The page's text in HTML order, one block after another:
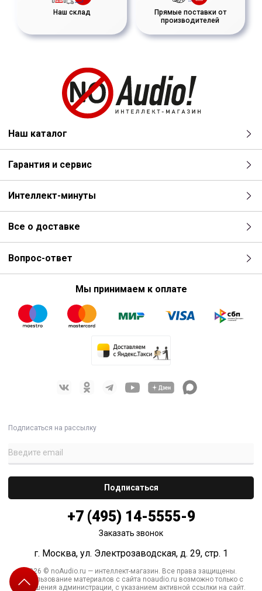
Наш склад
Прямые поставки от
производителей
Наш каталог
Гарантия и сервис
Интеллект-минуты
Все о доставке
Вопрос-ответ
Мы принимаем к оплате
Подписаться на рассылку
+7 (495) 14-5555-9
Заказать звонок
г. Москва, ул. Электрозаводская, д. 29, стр. 1
2026 © noAudio.ru — интеллект-магазин. Все права защищены.
Использование материалов с сайта noaudio.ru возможно только с
разрешения администрации, с указанием активной ссылки на сайт.